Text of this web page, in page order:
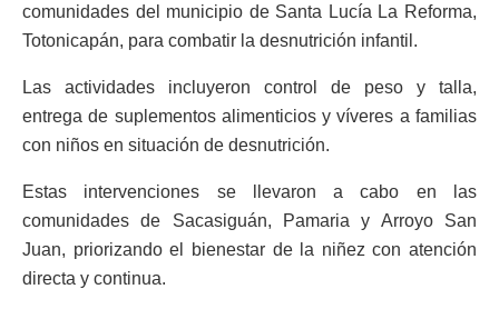
comunidades del municipio de Santa Lucía La Reforma,
Totonicapán, para combatir la desnutrición infantil.
Las actividades incluyeron control de peso y talla,
entrega de suplementos alimenticios y víveres a familias
con niños en situación de desnutrición.
Estas intervenciones se llevaron a cabo en las
comunidades de Sacasiguán, Pamaria y Arroyo San
Juan, priorizando el bienestar de la niñez con atención
directa y continua.